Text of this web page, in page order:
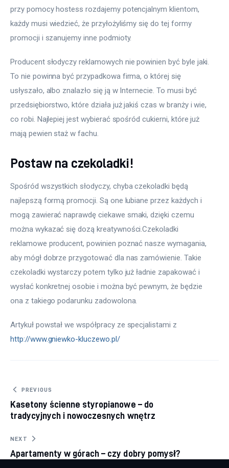
przy pomocy hostess rozdajemy potencjalnym klientom,
każdy musi wiedzieć, że przyłożyliśmy się do tej formy
promocji i szanujemy inne podmioty.
Producent słodyczy reklamowych nie powinien być byle jaki.
To nie powinna być przypadkowa firma, o której się
usłyszało, albo znalazło się ją w Internecie. To musi być
przedsiębiorstwo, które działa już jakiś czas w branży i wie,
co robi. Najlepiej jest wybierać spośród cukierni, które już
mają pewien staż w fachu.
Postaw na czekoladki!
Spośród wszystkich słodyczy, chyba czekoladki będą
najlepszą formą promocji. Są one lubiane przez każdych i
mogą zawierać naprawdę ciekawe smaki, dzięki czemu
można wykazać się dozą kreatywności.Czekoladki
reklamowe producent, powinien poznać nasze wymagania,
aby mógł dobrze przygotować dla nas zamówienie. Takie
czekoladki wystarczy potem tylko już ładnie zapakować i
wysłać konkretnej osobie i można być pewnym, że będzie
ona z takiego podarunku zadowolona.
Artykuł powstał we współpracy ze specjalistami z
http://www.gniewko-kluczewo.pl/
Nawigacja wpisu
PREVIOUS
Kasetony ścienne styropianowe – do
tradycyjnych i nowoczesnych wnętrz
NEXT
Apartamenty w górach – czy dobry pomysł?